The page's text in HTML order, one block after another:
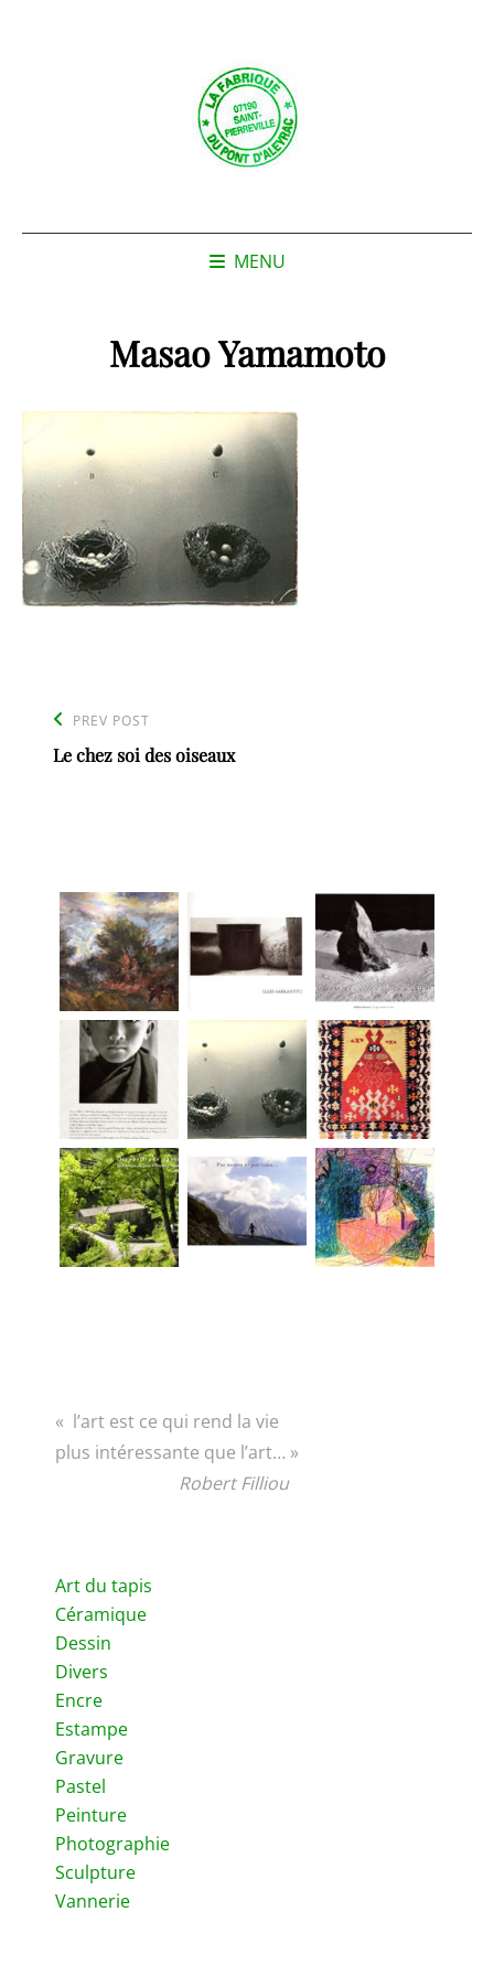
MENU
Masao Yamamoto
l’article
Previous
Post
PREV POST
Le chez soi des oiseaux
« l’art est ce qui rend la vie
plus intéressante que l’art… »
Robert Filliou
Art du tapis
Céramique
Dessin
Divers
Encre
Estampe
Gravure
Pastel
Peinture
Photographie
Sculpture
Vannerie